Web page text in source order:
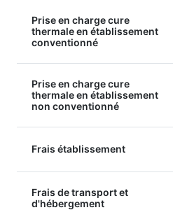
Prise en charge cure
thermale en établissement
conventionné
Prise en charge cure
thermale en établissement
non conventionné
Frais établissement
Frais de transport et
d'hébergement